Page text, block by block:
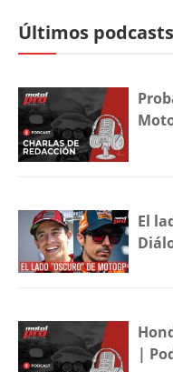
Últimos podcasts
El
|